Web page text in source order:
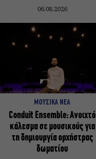
06.08.2026
ΜΟΥΣΙΚΑ ΝΕΑ
Conduit Ensemble: Ανοιχτό
κάλεσμα σε μουσικούς για
τη δημιουργία ορχήστρας
δωματίου